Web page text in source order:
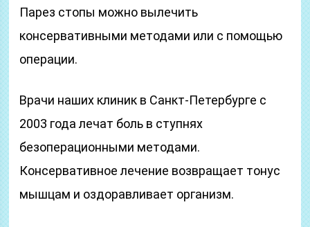
Парез стопы можно вылечить
консервативными методами или с помощью
операции.
Врачи наших клиник в Санкт-Петербурге с
2003 года лечат боль в ступнях
безоперационными методами.
Консервативное лечение возвращает тонус
мышцам и оздоравливает организм.